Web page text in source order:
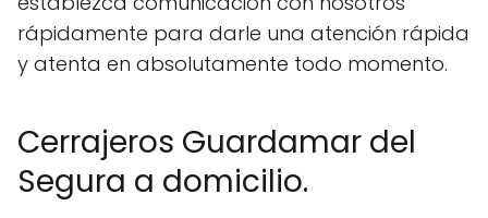
rápidamente para darle una atención rápida
y atenta en absolutamente todo momento.
Cerrajeros Guardamar del
Segura a domicilio.